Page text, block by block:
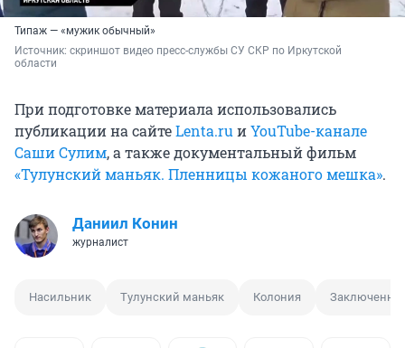
Типаж — «мужик обычный»
Источник: скриншот видео пресс-службы СУ СКР по Иркутской
области
При подготовке материала использовались
публикации на сайтеLenta.ru иYouTube-канале
Саши Сулим, а также документальный фильм
«Тулунский маньяк. Пленницы кожаного мешка».
Даниил Конин
журналист
Насильник Тулунский маньяк Колония